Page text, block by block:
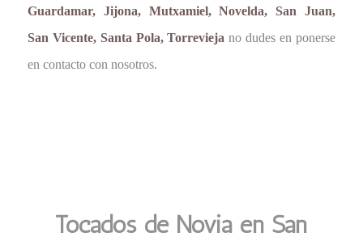
Guardamar, Jijona, Mutxamiel, Novelda, San Juan,
San Vicente, Santa Pola, Torrevieja no dudes en ponerse
en contacto con nosotros.
Tocados de Novia en San